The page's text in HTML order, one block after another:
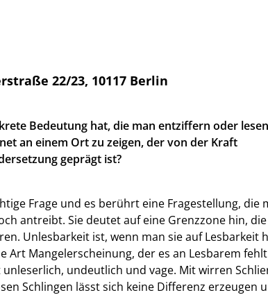
22/23, 10117 Berlin
Bedeutung hat, die man entziffern oder
an einem Ort zu zeigen, der von der Kraft
geprägt ist?
Frage und es berührt eine Fragestellung, die
antreibt. Sie deutet auf eine Grenzzone hin,
Unlesbarkeit ist, wenn man sie auf Lesbarkeit
Art Mangelerscheinung, der es an Lesbarem
unleserlich, undeutlich und vage. Mit wirren
Schlingen lässt sich keine Differenz erzeugen